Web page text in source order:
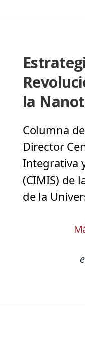
la
Columna
Director
Integrativa
(CIMIS) de
de la